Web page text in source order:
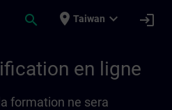
search place Taiwan expand_more login
en ligne
formation ne sera